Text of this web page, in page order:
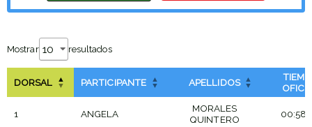
Mostrar resultados
DORSAL PARTICIPANTE APELLIDOS
1 ANGELA
MORALES
QUINTERO